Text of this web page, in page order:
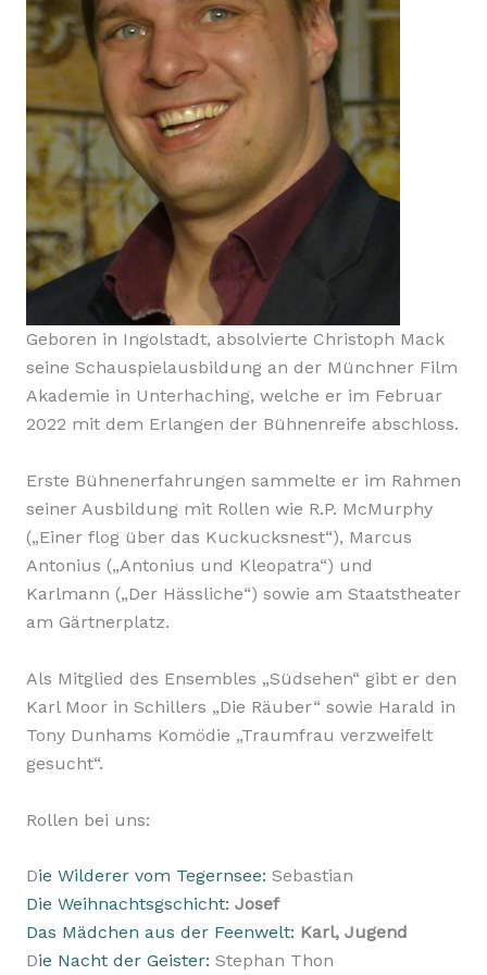
Geboren in Ingolstadt, absolvierte Christoph Mack
seine Schauspielausbildung an der Münchner Film
Akademie in Unterhaching, welche er im Februar
2022 mit dem Erlangen der Bühnenreife abschloss.
Erste Bühnenerfahrungen sammelte er im Rahmen
seiner Ausbildung mit Rollen wie R.P. McMurphy
(„Einer flog über das Kuckucksnest“), Marcus
Antonius („Antonius und Kleopatra“) und
Karlmann („Der Hässliche“) sowie am Staatstheater
am Gärtnerplatz.
Als Mitglied des Ensembles „Südsehen“ gibt er den
Karl Moor in Schillers „Die Räuber“ sowie Harald in
Tony Dunhams Komödie „Traumfrau verzweifelt
gesucht“.
Rollen bei uns:
Die Wilderer vom Tegernsee: Sebastian
Die Weihnachtsgschicht: Josef
Das Mädchen aus der Feenwelt: Karl, Jugend
Die Nacht der Geister: Stephan Thon